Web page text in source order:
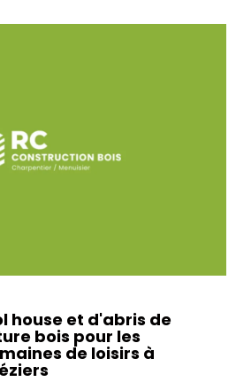
house et d'abris de
bois pour les
de loisirs à